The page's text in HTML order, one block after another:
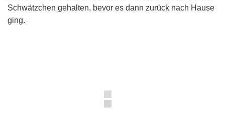
Schwätzchen gehalten, bevor es dann zurück nach Hause
ging.